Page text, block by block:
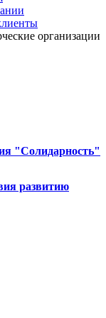
организации
"Солидарность"
развитию